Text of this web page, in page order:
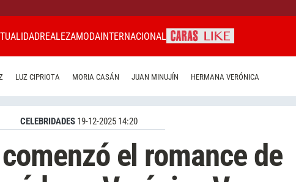
REALEZAMODAINTERNACIONAL
LUZ CIPRIOTA MORIA CASÁN JUAN MINUJÍN HERMANA VERÓNICA
CELEBRIDADES 19-12-2025 14:20
el romance de